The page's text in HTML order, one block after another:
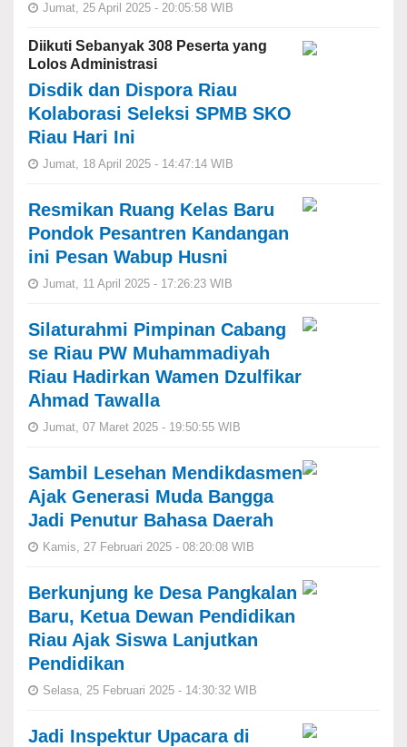
Jumat, 25 April 2025 - 20:05:58 WIB
Diikuti Sebanyak 308 Peserta yang
Lolos Administrasi
Disdik dan Dispora Riau
Kolaborasi Seleksi SPMB SKO
Riau Hari Ini
Jumat, 18 April 2025 - 14:47:14 WIB
Resmikan Ruang Kelas Baru
Pondok Pesantren Kandangan
ini Pesan Wabup Husni
Jumat, 11 April 2025 - 17:26:23 WIB
Silaturahmi Pimpinan Cabang
se Riau PW Muhammadiyah
Riau Hadirkan Wamen Dzulfikar
Ahmad Tawalla
Jumat, 07 Maret 2025 - 19:50:55 WIB
Sambil Lesehan Mendikdasmen
Ajak Generasi Muda Bangga
Jadi Penutur Bahasa Daerah
Kamis, 27 Februari 2025 - 08:20:08 WIB
Berkunjung ke Desa Pangkalan
Baru, Ketua Dewan Pendidikan
Riau Ajak Siswa Lanjutkan
Pendidikan
Selasa, 25 Februari 2025 - 14:30:32 WIB
Jadi Inspektur Upacara di